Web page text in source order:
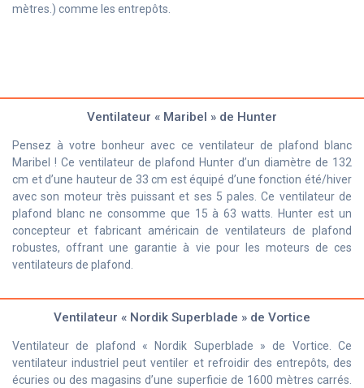
mètres.) comme les entrepôts.
Ventilateur « Maribel » de Hunter
Pensez à votre bonheur avec ce ventilateur de plafond blanc
Maribel ! Ce ventilateur de plafond Hunter d’un diamètre de 132
cm et d’une hauteur de 33 cm est équipé d’une fonction été/hiver
avec son moteur très puissant et ses 5 pales. Ce ventilateur de
plafond blanc ne consomme que 15 à 63 watts. Hunter est un
concepteur et fabricant américain de ventilateurs de plafond
robustes, offrant une garantie à vie pour les moteurs de ces
ventilateurs de plafond.
Ventilateur « Nordik Superblade » de Vortice
Ventilateur de plafond « Nordik Superblade » de Vortice. Ce
ventilateur industriel peut ventiler et refroidir des entrepôts, des
écuries ou des magasins d’une superficie de 1600 mètres carrés.